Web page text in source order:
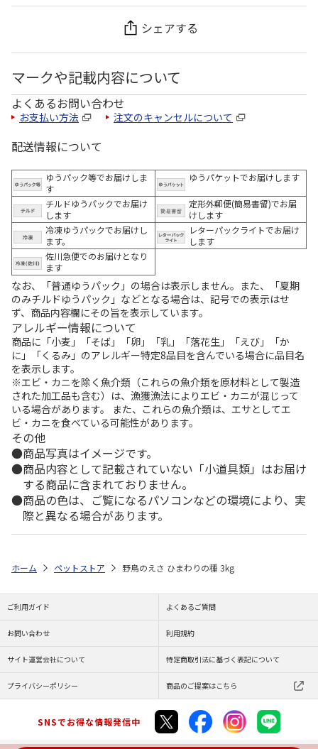
シェアする
マークや記載内容について
よくあるお問い合わせ
お支払い方法 注文のキャンセルについて
配送情報について
ゆうパック等でお届けしま
す
ゆうパケットでお届けします
チルドゆうパックでお届け
します
定形外郵便(簡易書留)でお届
けします
冷凍ゆうパックでお届けし
ます。
レターパックライトでお届け
します
佐川急便でのお届けとなり
ます
なお、「普通ゆうパック」の場合は表示しません。また、「夏期
のみチルドゆうパック」などとなる場合は、記号での表示はせ
ず、商品内容欄にその旨を表示しています。
アレルギー情報について
商品に「小麦」「そば」「卵」「乳」「落花生」「えび」「か
に」「くるみ」のアレルギー特定8品目を含んでいる場合に品目名
を表示します。
※エビ・カニを除く魚介類（これらの魚介類を原材料として製造
された加工品も含む）は、漁獲漁法によりエビ・カニが混じって
いる場合があります。 また、これらの魚介類は、エサとしてエ
ビ・カニを食べている可能性があります。
その他
商品写真はイメージです。
商品内容として記載されていない「小道具類」はお届け
する商品に含まれておりません。
商品の色は、ご覧になるパソコンなどの環境により、実
際と異なる場合があります。
ホーム ペットストア 野鳥のえさ ひまわりの種 3kg
ご利用ガイド よくあるご質問
お問い合わせ 利用規約
サイト運営会社について 特定商取引法に基づく表記について
プライバシーポリシー 商品のご提案はこちら
SNSでお得な情報発信中